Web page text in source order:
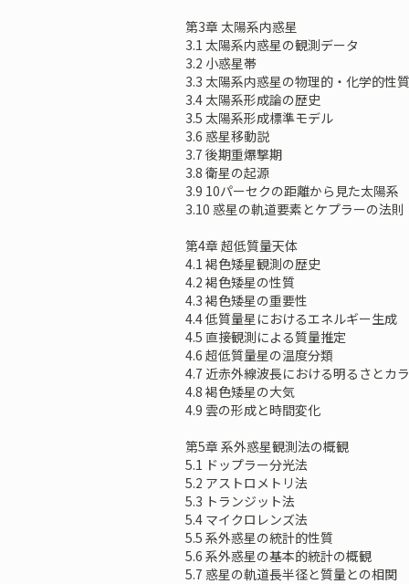
第3章 太陽系内惑星
3.1 太陽系内惑星の観測データ
3.2 小惑星帯
3.3 太陽系内惑星の物理的・化学的性質
3.4 太陽系形成論の歴史
3.5 太陽系形成標準モデル
3.6 惑星移動説
3.7 後期重爆撃期
3.8 衛星の起源
3.9 10パーセクの距離から見た太陽系
3.10 惑星の軌道要素とケプラーの法則
第4章 超低質量天体
4.1 褐色矮星観測の歴史
4.2 褐色矮星の性質
4.3 褐色矮星の重要性
4.4 低質量星におけるエネルギー生成
4.5 直接観測による質量推定
4.6 超低質量星の温度分類
4.7 近赤外線波長における明るさとカ
4.8 褐色矮星の大気
4.9 雲の形成と時間変化
第5章 系外惑星観測法の概観
5.1 ドップラー分光法
5.2 アストロメトリ法
5.3 トランジット法
5.4 マイクロレンズ法
5.5 系外惑星の統計的性質
5.6 系外惑星の基本的統計の概観
5.7 惑星の軌道長半径と質量との相関